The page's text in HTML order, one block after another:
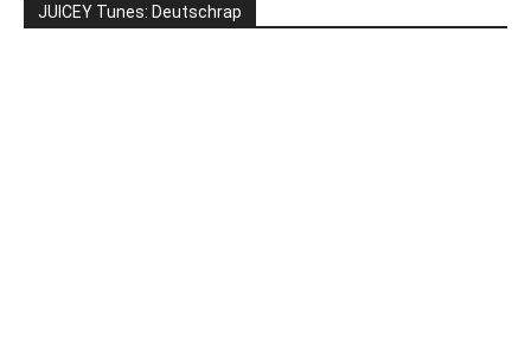
JUICEY Tunes: Deutschrap